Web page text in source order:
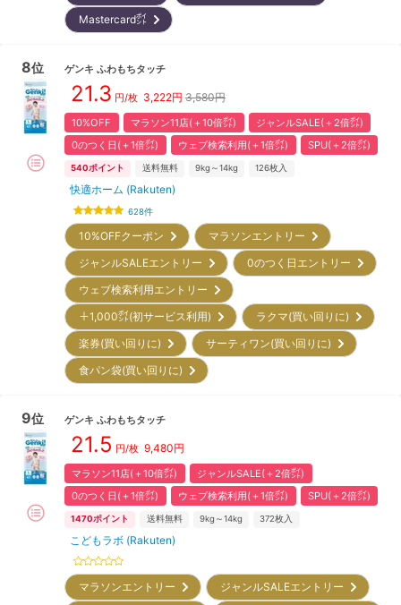
Mastercard㌽
8位 ゲンキ ふわもちタッチ
21.3 円/枚 3,222円 3,580円
10%OFF マラソン11店(＋10倍㌽)
ジャンルSALE(＋2倍㌽)
0のつく日(＋1倍㌽)
ウェブ検索利用(＋1倍㌽) SPU(＋2倍㌽)
540ポイント 送料無料 9kg～14kg 126枚入
快適ホーム (Rakuten)
628件
10%OFFクーポン
マラソンエントリー
ジャンルSALEエントリー
0のつく日エントリー
ウェブ検索利用エントリー
＋1,000㌽(初サービス利用)
ラクマ(買い回りに)
楽券(買い回りに)
サーティワン(買い回りに)
食パン袋(買い回りに)
9位 ゲンキ ふわもちタッチ
21.5 円/枚 9,480円
マラソン11店(＋10倍㌽)
ジャンルSALE(＋2倍㌽)
0のつく日(＋1倍㌽)
ウェブ検索利用(＋1倍㌽) SPU(＋2倍㌽)
1470ポイント 送料無料 9kg～14kg 372枚入
こどもラボ (Rakuten)
マラソンエントリー
ジャンルSALEエントリー